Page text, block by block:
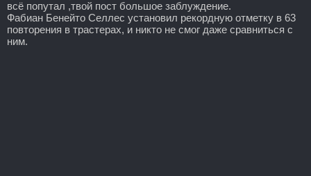
всё попутал ,твой пост большое заблуждение.
Фабиан Бенейто Селлес установил рекордную отметку в 63
повторения в трастерах, и никто не смог даже сравниться с
ним.